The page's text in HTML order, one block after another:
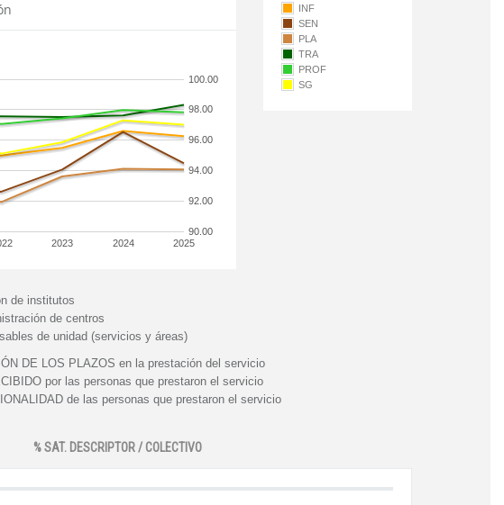
2023 2024 2025
90.00
92.00
94.00
96.00
98.00
100.00
INF
SEN
PLA
TRA
PROF
SG
de institutos
de centros
de unidad (servicios y áreas)
DE LOS PLAZOS en la prestación del servicio
por las personas que prestaron el servicio
de las personas que prestaron el servicio
% SAT. DESCRIPTOR / COLECTIVO